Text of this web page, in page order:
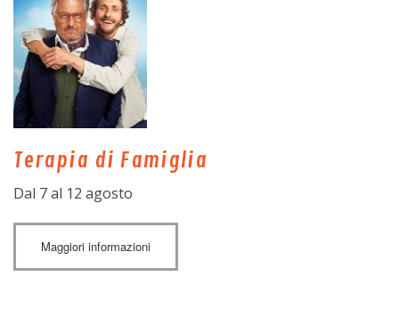
Terapia di Famiglia
Dal 7 al 12 agosto
Maggiori informazioni